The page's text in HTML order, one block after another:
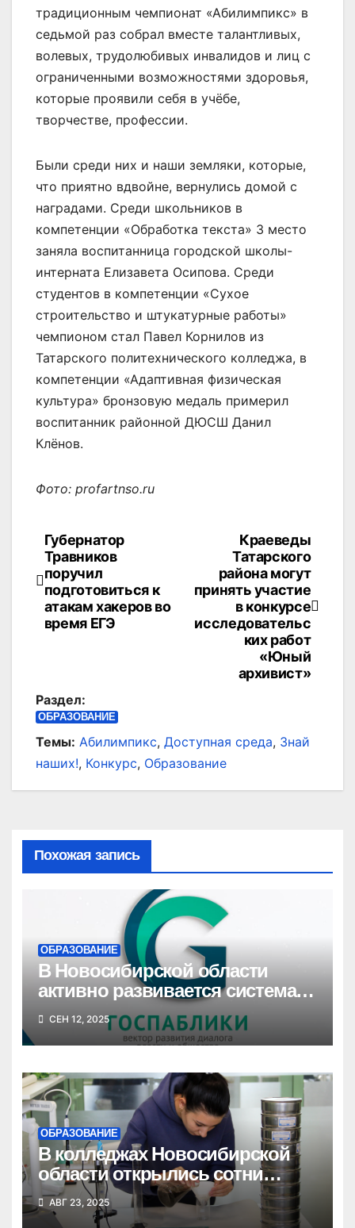
традиционным чемпионат «Абилимпикс» в
седьмой раз собрал вместе талантливых,
волевых, трудолюбивых инвалидов и лиц с
ограниченными возможностями здоровья,
которые проявили себя в учёбе,
творчестве, профессии.
Были среди них и наши земляки, которые,
что приятно вдвойне, вернулись домой с
наградами. Среди школьников в
компетенции «Обработка текста» 3 место
заняла воспитанница городской школы-
интерната Елизавета Осипова. Среди
студентов в компетенции «Сухое
строительство и штукатурные работы»
чемпионом стал Павел Корнилов из
Татарского политехнического колледжа, в
компетенции «Адаптивная физическая
культура» бронзовую медаль примерил
воспитанник районной ДЮСШ Данил
Клёнов.
Фото: profartnso.ru
Навигация
по
записям
Краеведы
Татарского
района могут
принять участие
в конкурсе
исследовательс
ких работ
«Юный
архивист»
Губернатор
Травников
поручил
подготовиться к
атакам хакеров во
время ЕГЭ
Раздел:
ОБРАЗОВАНИЕ
Темы: Абилимпикс, Доступная среда, Знай
наших!, Конкурс, Образование
Похожая запись
ОБРАЗОВАНИЕ
В Новосибирской области
активно развивается система
госпабликов для создания
единой цифровой среды
СЕН 12, 2025
ОБРАЗОВАНИЕ
В колледжах Новосибирской
области открылись сотни
новых бюджетных мест
АВГ 23, 2025